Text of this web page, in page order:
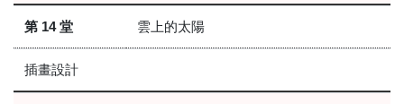
第 14 堂 雲上的太陽
插畫設計